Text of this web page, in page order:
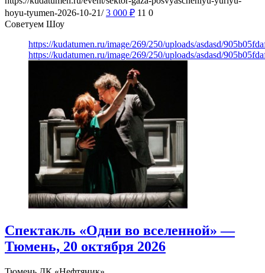
hoyu-tyumen-2026-10-21/ 3 000 ₽ 11 0
Советуем Шоу
https://kudatumen.ru/image/269/250/uploads/asdasd/
https://kudatumen.ru/image/269/250/uploads/asdasd/
Спектакль «Одни во вселенной» —
Тюмень, 20 октября 2026